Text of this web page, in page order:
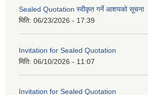
Sealed Quotation स्वीकृत गर्ने आशयको सूचना
मिति: 06/23/2026 - 17:39
Invitation for Sealed Quotation
मिति: 06/10/2026 - 11:07
Invitation for Sealed Quotation